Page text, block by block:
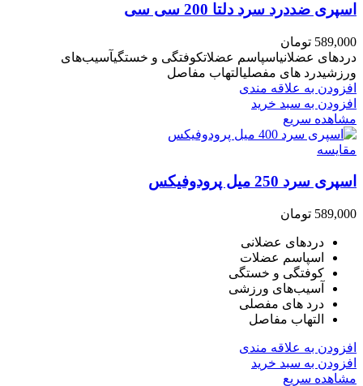
اسپری ضددرد سرد دلتا 200 سی سی
589,000 تومان
دردهای عضلانیاسپاسم عضلاتکوفتگی و خستگیآسیب‌های
ورزشیدرد های مفصلیالتهاب مفاصل
افزودن به علاقه مندی
افزودن به سبد خرید
مشاهده سریع
مقایسه
اسپری سرد 250 میل پرودوفیکس
589,000 تومان
دردهای عضلانی
اسپاسم عضلات
کوفتگی و خستگی
آسیب‌های ورزشی
درد های مفصلی
التهاب مفاصل
افزودن به علاقه مندی
افزودن به سبد خرید
مشاهده سریع